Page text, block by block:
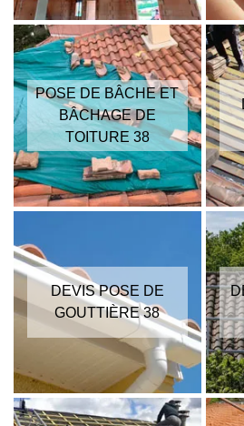
POSE DE BÂCHE ET
BÂCHAGE DE
TOITURE 38
DEVIS POSE DE
GOUTTIÈRE 38